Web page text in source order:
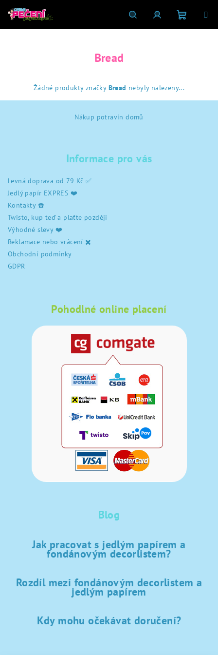
HledatPřihlášeníNákupní
Bread
Žádné produkty značky Bread nebyly nalezeny...
Nákup potravin domů
Informace pro vás
Levná doprava od 79 Kč ✅
Jedlý papír EXPRES ❤️
Kontakty ☎️
Twisto, kup teď a plaťte později
Výhodné slevy ❤️
Reklamace nebo vrácení ✖️
Obchodní podmínky
GDPR
Pohodlné online placení
Blog
Jak pracovat s jedlým papírem a
fondánovým decorlistem?
Rozdíl mezi fondánovým decorlistem a
jedlým papírem
Kdy mohu očekávat doručení?